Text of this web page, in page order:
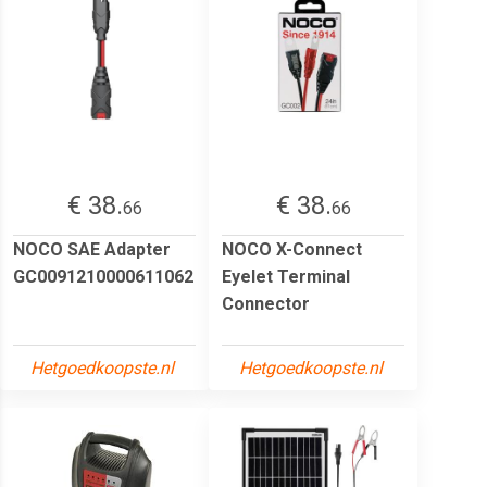
€ 38.66
NOCO SAE Adapter
GC0091210000611062
Hetgoedkoopste.nl
€ 38.66
NOCO X-Connect
Eyelet Terminal
Connector
Hetgoedkoopste.nl